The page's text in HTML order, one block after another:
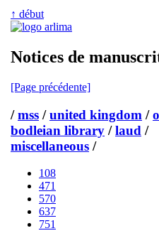
↑ début
Notices de
[Page précédente]
/mss /united kingdom /
bodleian library /laud /
miscellaneous /
108
471
570
637
751